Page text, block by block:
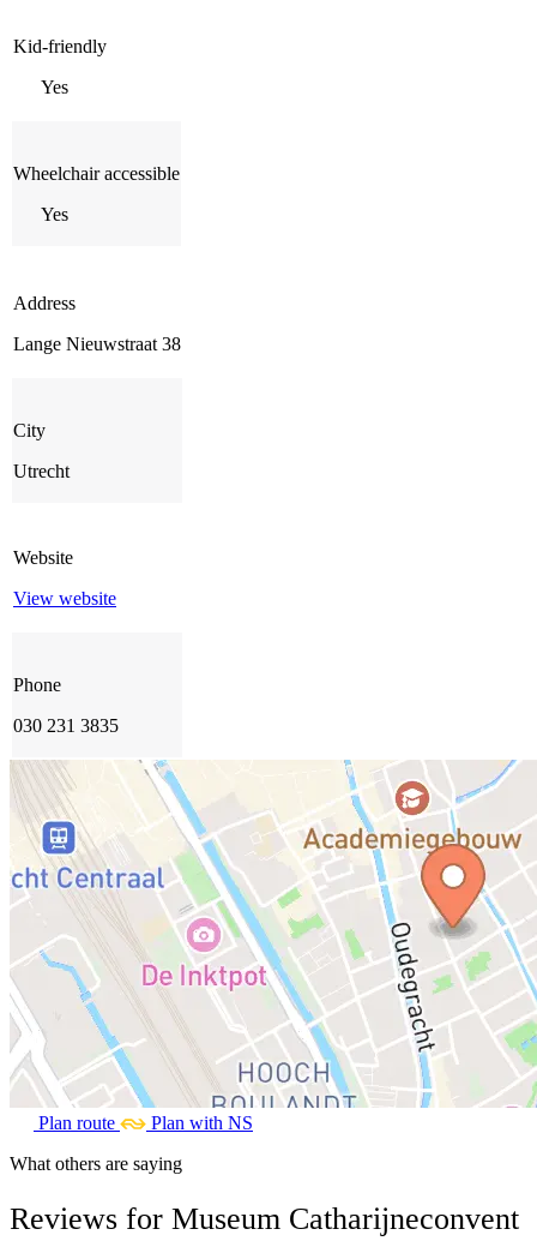
Kid-friendly
Yes
Wheelchair accessible
Yes
Address
Lange Nieuwstraat 38
City
Utrecht
Website
View website
Phone
030 231 3835
Plan route
Plan with NS
What others are saying
Reviews for Museum Catharijneconvent